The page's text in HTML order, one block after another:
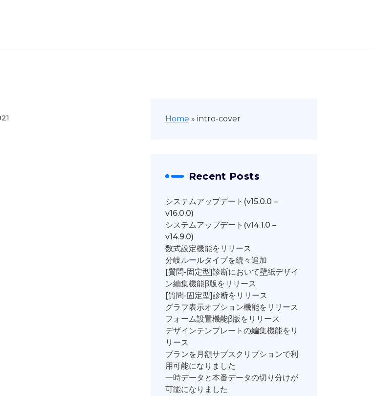
Home » intro-cover
Recent Posts
システムアップデート(v15.0.0 –
v16.0.0)
システムアップデート(v14.1.0 –
v14.9.0)
数式設定機能をリリース
分岐ルールタイプを続々追加
[質問-固定型]診断において壁紙デザイ
ン編集機能β版をリリース
[質問-固定型]診断をリリース
グラフ表示オプション機能をリリース
フォーム設置機能β版をリリース
デザインテンプレートの編集機能をリ
リース
プランを月額サブスクリプションで利
用可能になりました
一時データと本番データの切り分けが
可能になりました